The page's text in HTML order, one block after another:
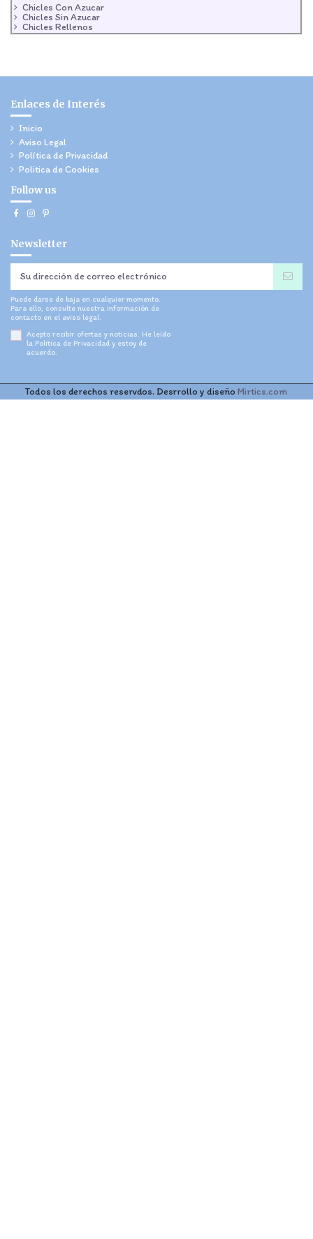
Chicles Con Azucar
Chicles Sin Azucar
Chicles Rellenos
Enlaces de Interés
Inicio
Aviso Legal
Política de Privacidad
Politica de Cookies
Follow us
Newsletter
Puede darse de baja en cualquier momento.
Para ello, consulte nuestra información de
contacto en el aviso legal.
Acepto recibir ofertas y noticias. He leído
la Política de Privacidad y estoy de
acuerdo.
Todos los derechos reservdos. Desrrollo y diseño Mirtics.com